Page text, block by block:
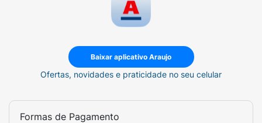
Baixar aplicativo Araujo
Ofertas, novidades e praticidade no seu celular
Formas de Pagamento